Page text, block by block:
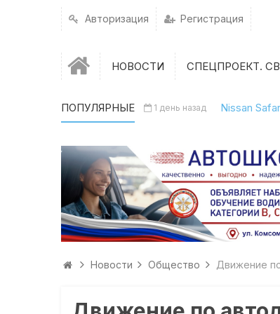
Авторизация Регистрация
НОВОСТИ СПЕЦПРОЕКТ.
ПОПУЛЯРНЫЕ 1 день назад Nissan
Новости Общество Движение